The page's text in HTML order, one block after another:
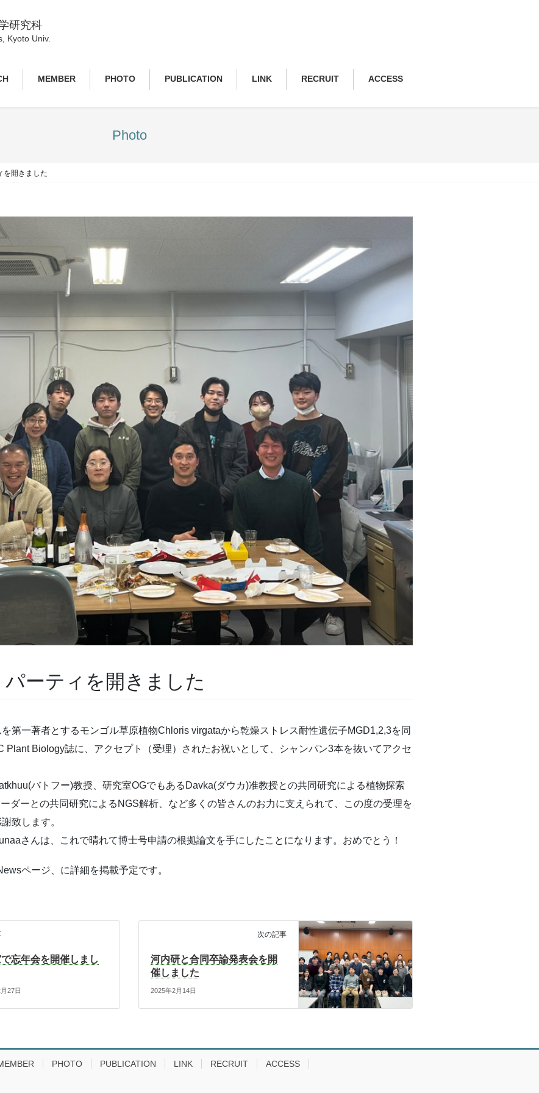
研究科
Kyoto Univ.
MEMBER PHOTO PUBLICATION LINK RECRUIT ACCESS
Photo
を開きました
ーティを開きました
第一著者とするモンゴル草原植物Chloris virgataから乾燥ストレス耐性遺伝子MGD1,2,3を同
Plant Biology誌に、アクセプト（受理）されたお祝いとして、シャンパン3本を抜いてアクセ
バトフー)教授、研究室OGでもあるDavka(ダウカ)准教授との共同研究による植物探索
ダーとの共同研究によるNGS解析、など多くの皆さんのお力に支えられて、この度の受理を
致します。
さんは、これで晴れて博士号申請の根拠論文を手にしたことになります。おめでとう！
ページ、に詳細を掲載予定です。
忘年会を開催しまし
27日
次の記事
河内研と合同卒論発表会を開
催しました
2025年2月14日
PHOTO PUBLICATION LINK RECRUIT ACCESS